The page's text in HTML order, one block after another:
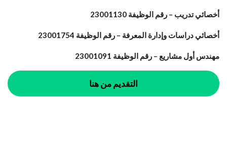
أخصائي تدريب – رقم الوظيفة 23001130
أخصائي دراسات وإدارة المعرفة – رقم الوظيفة 23001754
مهندس أول مشاريع – رقم الوظيفة 23001091
التقديم من هنا